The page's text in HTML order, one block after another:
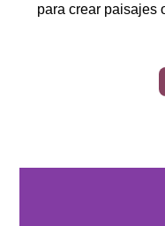
para crear paisajes